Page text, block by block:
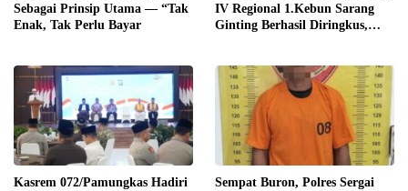
Sebagai Prinsip Utama — “Tak
Enak, Tak Perlu Bayar
IV Regional 1.Kebun Sarang
Ginting Berhasil Diringkus,
Kasrem 072/Pamungkas Hadiri
Sempat Buron, Polres Sergai